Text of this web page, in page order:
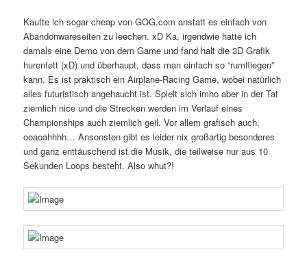
Kaufte ich sogar cheap von GOG.com anstatt es einfach von
Abandonwareseiten zu leechen. xD Ka, irgendwie hatte ich
damals eine Demo von dem Game und fand halt die 3D Grafik
hurenfett (xD) und überhaupt, dass man einfach so “rumfliegen”
kann. Es ist praktisch ein Airplane-Racing Game, wobei natürlich
alles futuristisch angehaucht ist. Spielt sich imho aber in der Tat
ziemlich nice und die Strecken werden im Verlauf eines
Championships auch ziemlich geil. Vor allem grafisch auch,
ooaoahhhh… Ansonsten gibt es leider nix großartig besonderes
und ganz enttäuschend ist die Musik, die teilweise nur aus 10
Sekunden Loops besteht. Also whut?!